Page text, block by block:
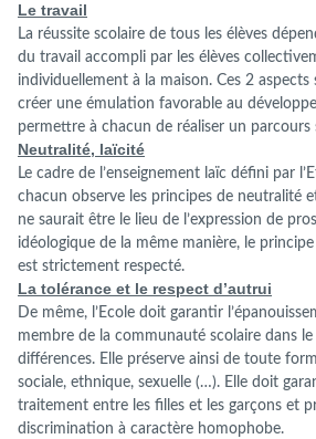
Le travail
La réussite scolaire de tous les élèves
du travail accompli par les élèves
individuellement à la maison. Ces 2
créer une émulation favorable au
permettre à chacun de réaliser un parcours
Neutralité, laïcité
Le cadre de l’enseignement laïc défini par
chacun observe les principes de neutralité
ne saurait être le lieu de l’expression de
idéologique de la même manière, le
est strictement respecté.
La tolérance et le respect d’autrui
De même, l’Ecole doit garantir
membre de la communauté scolaire dans le
différences. Elle préserve ainsi de toute
sociale, ethnique, sexuelle (…). Elle doit
traitement entre les filles et les garçons et
discrimination à caractère homophobe.